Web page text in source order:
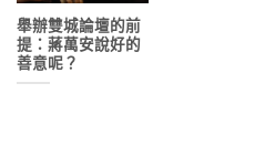
舉辦雙城論壇的前
提：蔣萬安說好的
善意呢？